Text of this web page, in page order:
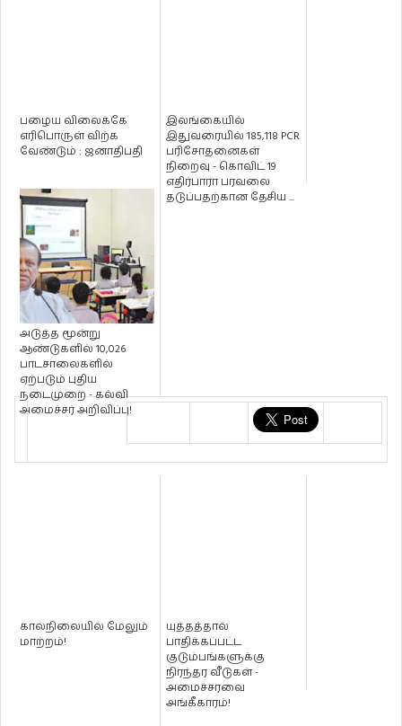
பழைய விலைக்கே
எரிபொருள் விற்க
வேண்டும் : ஜனாதிபதி
இலங்கையில்
இதுவரையில் 185,118 PCR
பரிசோதனைகள்
நிறைவு - கொவிட் 19
எதிர்பாரா பரவலை
தடுப்பதற்கான தேசிய ...
அடுத்த மூன்று
ஆண்டுகளில் 10,026
பாடசாலைகளில்
ஏற்படும் புதிய
நடைமுறை - கல்வி
அமைச்சர் அறிவிப்பு!
காலநிலையில் மேலும்
மாற்றம்!
யுத்தத்தால்
பாதிக்கப்பட்ட
குடும்பங்களுக்கு
நிரந்தர வீடுகள் -
அமைச்சரவை
அங்கீகாரம்!